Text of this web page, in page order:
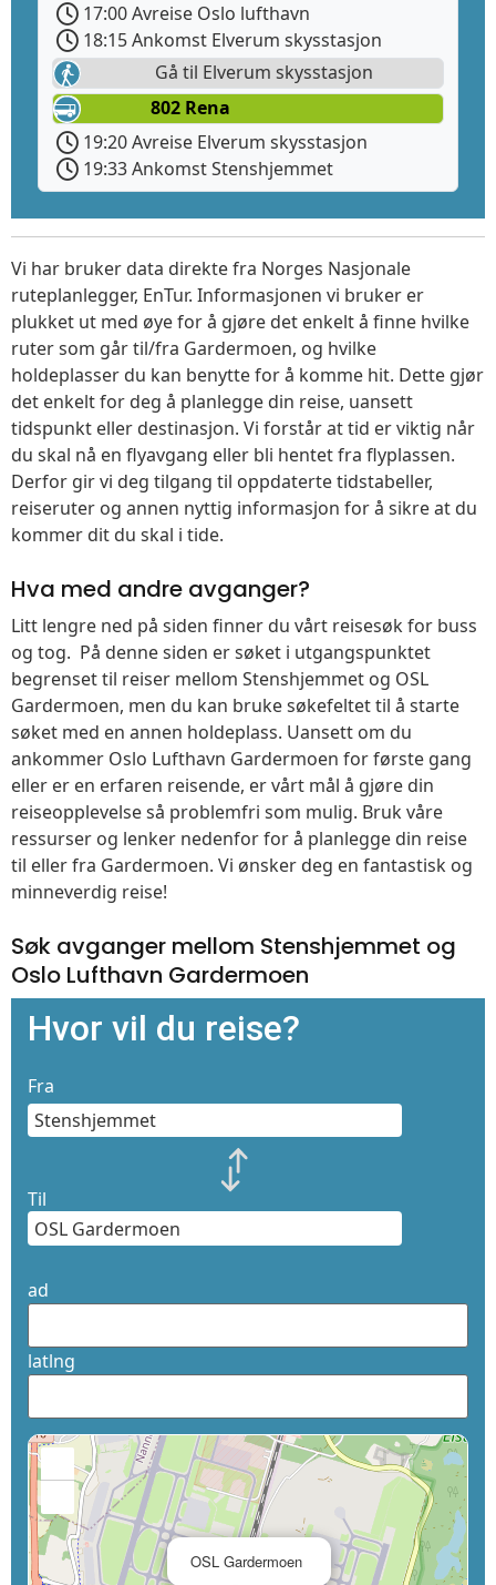
17:00 Avreise Oslo lufthavn
18:15 Ankomst Elverum skysstasjon
Gå til Elverum skysstasjon
802 Rena
19:20 Avreise Elverum skysstasjon
19:33 Ankomst Stenshjemmet
Vi har bruker data direkte fra Norges Nasjonale
ruteplanlegger, EnTur. Informasjonen vi bruker er
plukket ut med øye for å gjøre det enkelt å finne hvilke
ruter som går til/fra Gardermoen, og hvilke
holdeplasser du kan benytte for å komme hit. Dette gjør
det enkelt for deg å planlegge din reise, uansett
tidspunkt eller destinasjon. Vi forstår at tid er viktig når
du skal nå en flyavgang eller bli hentet fra flyplassen.
Derfor gir vi deg tilgang til oppdaterte tidstabeller,
reiseruter og annen nyttig informasjon for å sikre at du
kommer dit du skal i tide.
Hva med andre avganger?
Litt lengre ned på siden finner du vårt reisesøk for buss
og tog. På denne siden er søket i utgangspunktet
begrenset til reiser mellom Stenshjemmet og OSL
Gardermoen, men du kan bruke søkefeltet til å starte
søket med en annen holdeplass. Uansett om du
ankommer Oslo Lufthavn Gardermoen for første gang
eller er en erfaren reisende, er vårt mål å gjøre din
reiseopplevelse så problemfri som mulig. Bruk våre
ressurser og lenker nedenfor for å planlegge din reise
til eller fra Gardermoen. Vi ønsker deg en fantastisk og
minneverdig reise!
Søk avganger mellom Stenshjemmet og
Oslo Lufthavn Gardermoen
Hvor vil du reise?
Fra
Til
ad
latlng
OSL Gardermoen